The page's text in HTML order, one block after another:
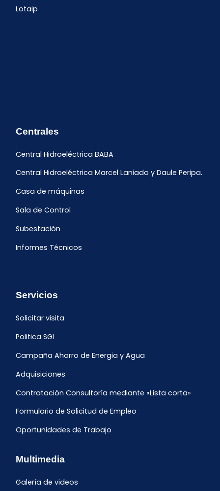
Lotaip
Centrales
Central Hidroeléctrica BABA
Central Hidroeléctrica Marcel Laniado y Daule Peripa.
Casa de máquinas
Sala de Control
Subestación
Informes Técnicos
Servicios
Solicitar visita
Politica SGI
Campaña Ahorro de Energia y Agua
Adquisiciones
Contratación Consultoría mediante «Lista corta»
Formulario de Solicitud de Empleo
Oportunidades de Trabajo
Multimedia
Galería de videos